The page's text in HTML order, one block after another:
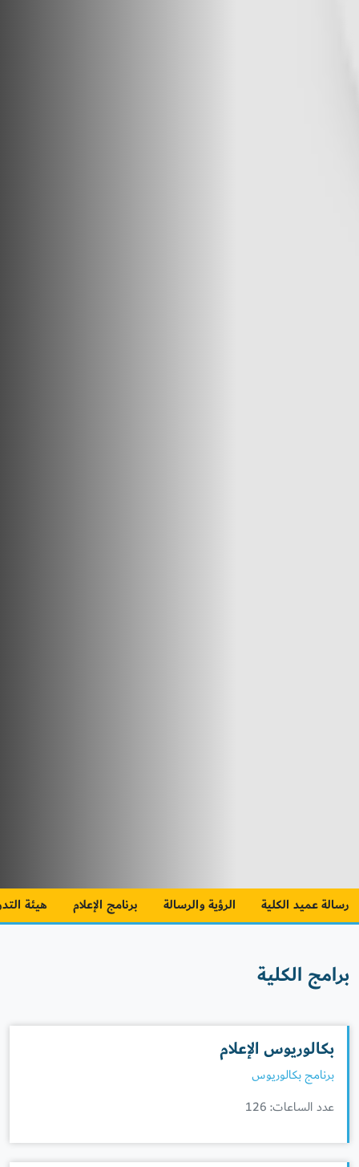
رسالة عميد الكلية الرؤية والرسالة برنامج الإعلام هيئة
برامج الكلية
بكالوريوس الإعلام
برنامج بكالوريوس
عدد الساعات: 126